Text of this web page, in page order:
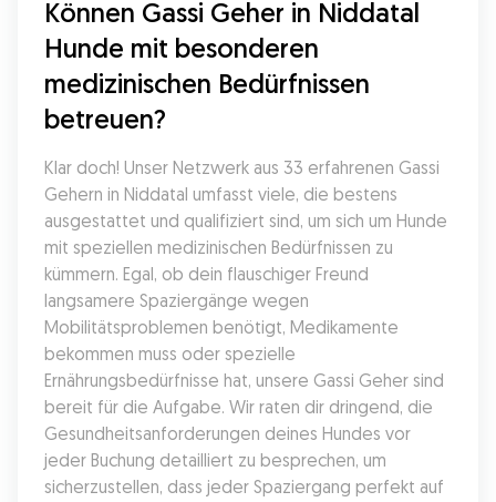
Können Gassi Geher in Niddatal
Hunde mit besonderen
medizinischen Bedürfnissen
betreuen?
Klar doch! Unser Netzwerk aus 33 erfahrenen Gassi
Gehern in Niddatal umfasst viele, die bestens
ausgestattet und qualifiziert sind, um sich um Hunde
mit speziellen medizinischen Bedürfnissen zu
kümmern. Egal, ob dein flauschiger Freund
langsamere Spaziergänge wegen
Mobilitätsproblemen benötigt, Medikamente
bekommen muss oder spezielle
Ernährungsbedürfnisse hat, unsere Gassi Geher sind
bereit für die Aufgabe. Wir raten dir dringend, die
Gesundheitsanforderungen deines Hundes vor
jeder Buchung detailliert zu besprechen, um
sicherzustellen, dass jeder Spaziergang perfekt auf